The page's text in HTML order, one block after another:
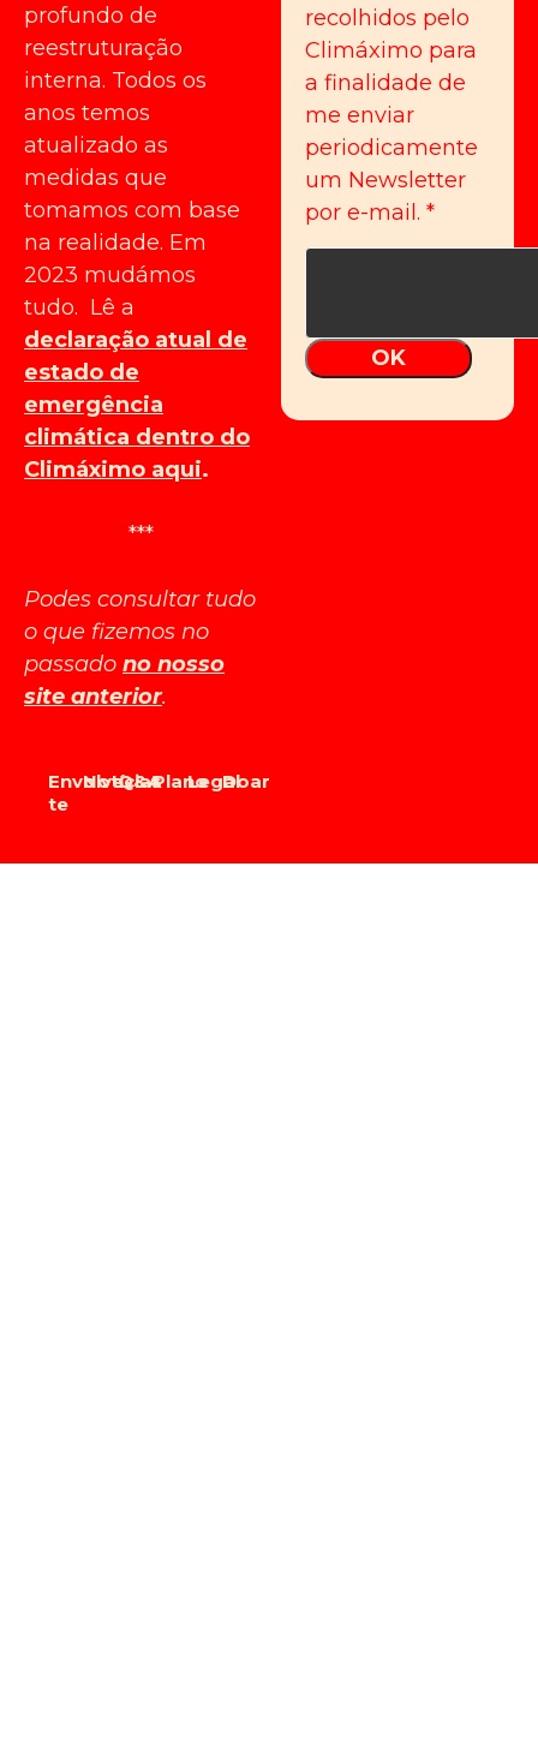
profundo de
reestruturação
interna. Todos os
anos temos
atualizado as
medidas que
tomamos com base
na realidade. Em
2023 mudámos
tudo. Lê a
declaração atual de
estado de
emergência
climática dentro do
Climáximo aqui.
***
Podes consultar tudo
o que fizemos no
passado no nosso
site anterior.
Envolve-
te
Notícias
Q&APlanoLegalDoar
recolhidos pelo
Climáximo para
a finalidade de
me enviar
periodicamente
um Newsletter
por e-mail. *
OK